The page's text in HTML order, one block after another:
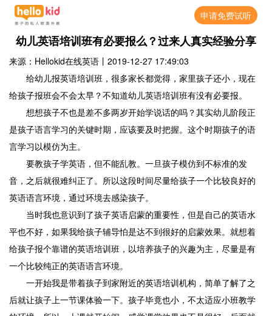
申请免费试听
幼儿英语培训班有必要报么？过来人真实经验分享
来源：Hellokid在线英语 丨 2019-12-27 17:49:03
给幼儿报英语培训班，很多家长都觉得，家里孩子还小，现在
给孩子报班会不会太早？不知道幼儿英语培训班有没有必要报。
想想孩子不也是差不多两岁开始学说话的吗？其实幼儿阶段正
是孩子语言学习的关键时期，应该要及时把握。这个时期孩子的语
言学习以模仿为主。
要教孩子学英语，但不能乱教。一旦孩子模仿到不标准的发
音，之后就很难纠正了。所以这段时间尽量给孩子一个比较良好的
英语语言环境，通过环境去感染孩子。
当时我也意识到了孩子英语启蒙的重要性，但是自己的英语水
平也不好，如果我给孩子辅导怕是达不到很好的启蒙效果。就想着
给孩子报个靠谱的英语培训班，以培养孩子的兴趣为主，尽量是有
一个比较纯正的英语语言环境。
一开始我是带着孩子到家附近的英语培训机构，简单了解了之
后就让孩子上一节课体验一下。孩子毕竟也小，不太适应小班教学